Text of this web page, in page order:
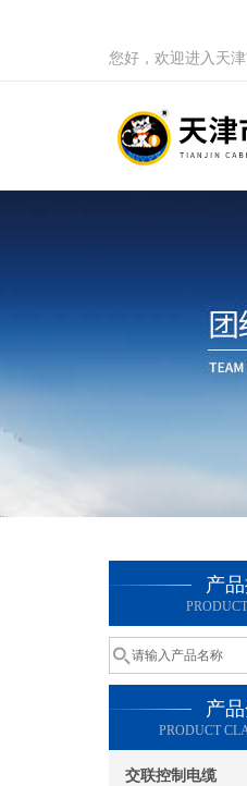
您好，欢迎进入天
产
产
PRODUCT
交联控制电缆